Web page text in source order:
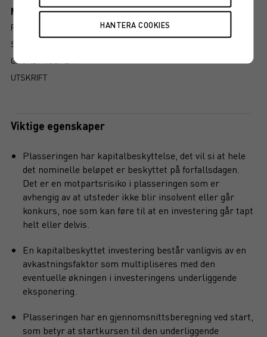
Mer information om produkten
RISIKO
SLIK LESER DU FAKTABLADET
GRUNDPROSPEKT
UTSKRIFT
Viktige egenskaper
Plasseringen har kapitalbeskyttelse, det vil si at hele
det nominelle beløpet er beskyttet på forfallsdagen.
Det er en motpartsrisiko i plasseringen som er
avhengig av at utsteder ikke blir insolvent eller går
konkurs, noe som kan føre til at en investering går tapt
helt eller delvis.
En kapitalbeskyttet investering består vanligvis av en
avkastningsfaktor som multipliseres med den
eventuelle økningen i investeringens underliggende
eksponering.
Plasseringen har en gjennomsnittsberegning ved start,
som betyr at startkursen til den underliggende